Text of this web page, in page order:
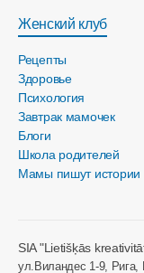
Женский клуб
Рецепты
Здоровье
Психология
Завтрак мамочек
Блоги
Школа родителей
Мамы пишут истории
SIA "Lietišķās
ул.Виландес 1-9, Рига,